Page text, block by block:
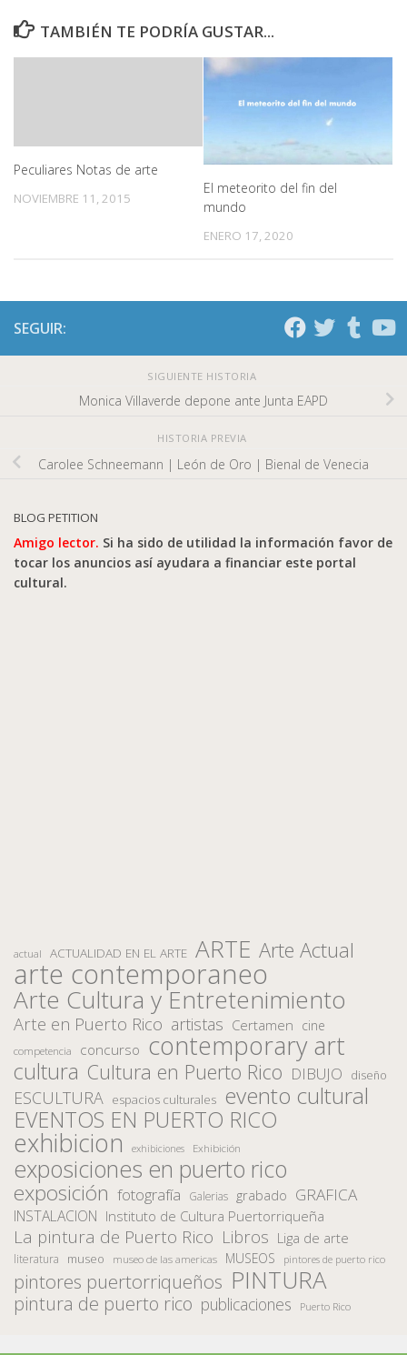
TAMBIÉN TE PODRÍA GUSTAR...
Peculiares Notas de arte
NOVIEMBRE 11, 2015
El meteorito del fin del
mundo
ENERO 17, 2020
SEGUIR:
SIGUIENTE HISTORIA
Monica Villaverde depone ante Junta EAPD
HISTORIA PREVIA
Carolee Schneemann | León de Oro | Bienal de Venecia
BLOG PETITION
Amigo lector. Si ha sido de utilidad la información favor de
tocar los anuncios así ayudara a financiar este portal
cultural.
actual ACTUALIDAD EN EL ARTE ARTE Arte Actual
arte contemporaneo
Arte Cultura y Entretenimiento
Arte en Puerto Rico artistas Certamen cine
competencia concurso contemporary art
cultura Cultura en Puerto Rico DIBUJO diseño
ESCULTURA espacios culturales evento cultural
EVENTOS EN PUERTO RICO
exhibicion exhibiciones Exhibición
exposiciones en puerto rico
exposición fotografía Galerias grabado GRAFICA
INSTALACION Instituto de Cultura Puertorriqueña
La pintura de Puerto Rico Libros Liga de arte
literatura museo museo de las americas MUSEOS pintores de puerto rico
pintores puertorriqueños PINTURA
pintura de puerto rico publicaciones Puerto Rico